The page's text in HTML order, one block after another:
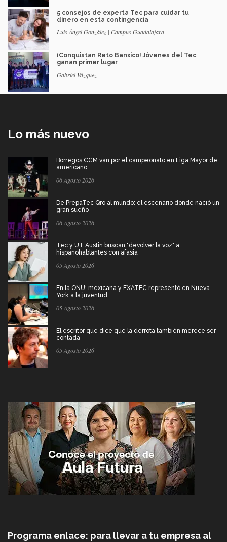
5 consejos de experta Tec para cuidar tu
dinero en esta contingencia
Luis Ángel González | Campus Guadalajara
¡Conquistan Reto Banxico! Jóvenes del Tec
ganan primer lugar
Gabriel Vázquez
Lo más nuevo
Borregos CCM van por el campeonato en Liga Mayor de
americano
06 Agosto 2026
De PrepaTec Qro al mundo: el escenario donde nació un
gran sueño
06 Agosto 2026
Tec y UT Austin buscan "devolver la voz" a
hispanohablantes con afasia
05 Agosto 2026
En la ONU: mexicana y EXATEC representó en Nueva
York a la juventud
05 Agosto 2026
El escritor que dice que la derrota también merece ser
contada
05 Agosto 2026
Programa enlace: para llevar a tu empresa al